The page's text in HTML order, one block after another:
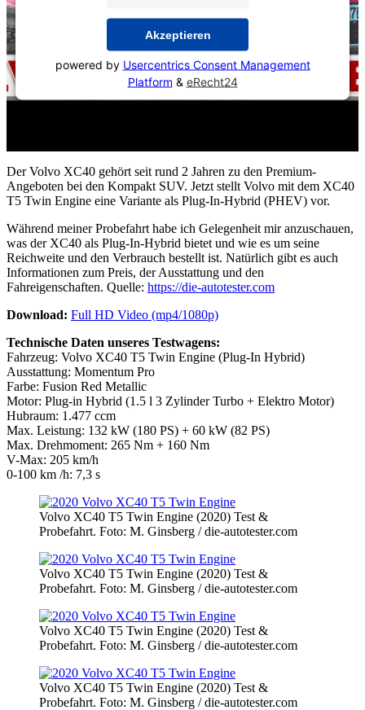
Akzeptieren
powered by Usercentrics Consent Management
Platform & eRecht24
Der Volvo XC40 gehört seit rund 2 Jahren zu den Premium-
Angeboten bei den Kompakt SUV. Jetzt stellt Volvo mit dem XC40
T5 Twin Engine eine Variante als Plug-In-Hybrid (PHEV) vor.
Während meiner Probefahrt habe ich Gelegenheit mir anzuschauen,
was der XC40 als Plug-In-Hybrid bietet und wie es um seine
Reichweite und den Verbrauch bestellt ist. Natürlich gibt es auch
Informationen zum Preis, der Ausstattung und den
Fahreigenschaften. Quelle: https://die-autotester.com
Download: Full HD Video (mp4/1080p)
Technische Daten unseres Testwagens:
Fahrzeug: Volvo XC40 T5 Twin Engine (Plug-In Hybrid)
Ausstattung: Momentum Pro
Farbe: Fusion Red Metallic
Motor: Plug-in Hybrid (1.5 l 3 Zylinder Turbo + Elektro Motor)
Hubraum: 1.477 ccm
Max. Leistung: 132 kW (180 PS) + 60 kW (82 PS)
Max. Drehmoment: 265 Nm + 160 Nm
V-Max: 205 km/h
0-100 km /h: 7,3 s
Volvo XC40 T5 Twin Engine (2020) Test &
Probefahrt. Foto: M. Ginsberg / die-autotester.com
Volvo XC40 T5 Twin Engine (2020) Test &
Probefahrt. Foto: M. Ginsberg / die-autotester.com
Volvo XC40 T5 Twin Engine (2020) Test &
Probefahrt. Foto: M. Ginsberg / die-autotester.com
Volvo XC40 T5 Twin Engine (2020) Test &
Probefahrt. Foto: M. Ginsberg / die-autotester.com